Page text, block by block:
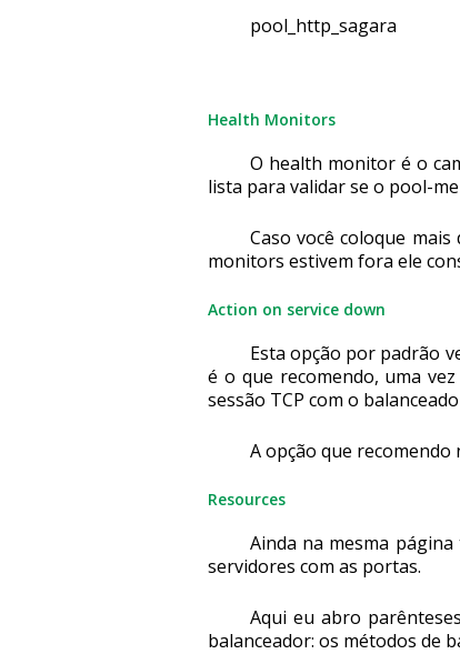
pool_http_sagara
Health Monitors
O health monitor é o
lista para validar se o pool-
Caso você coloque
monitors estivem fora ele
Action on service down
Esta opção por padrão
é o que recomendo, uma
sessão TCP com o
A opção que recomendo
Resources
Ainda na mesma
servidores com as portas.
Aqui eu abro
balanceador: os métodos de